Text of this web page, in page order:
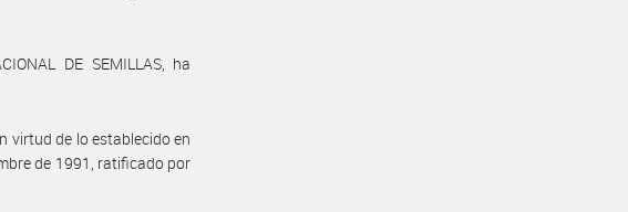
DE SEMILLAS, ha
virtud de lo establecido en
de 1991, ratificado por